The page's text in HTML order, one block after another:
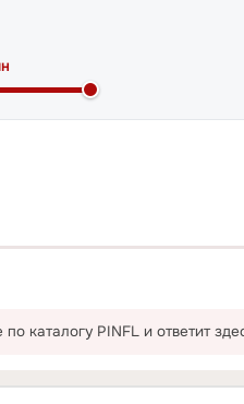
каталогу PINFL и ответит